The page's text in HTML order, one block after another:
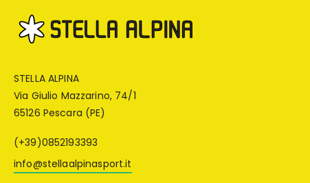
STELLA ALPINA
Via Giulio Mazzarino, 74/1
65126 Pescara (PE)
(+39)0852193393
info@stellaalpinasport.it